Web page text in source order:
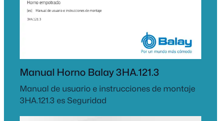
Manual Horno Balay 3HA.121.3
Manual de usuario e instrucciones de montaje
3HA.121.3 es Seguridad